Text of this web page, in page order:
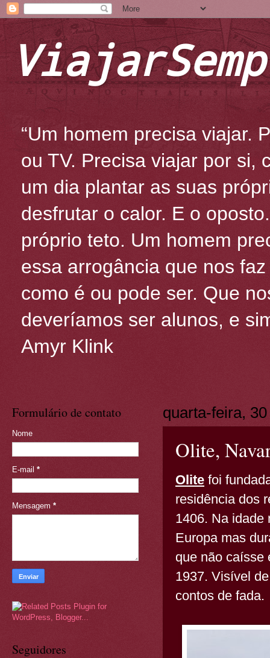
“Um homem precisa viajar.
ou TV. Precisa viajar por si,
um dia plantar as suas
desfrutar o calor. E o
próprio teto. Um homem
essa arrogância que nos
como é ou pode ser. Que
deveríamos ser alunos, e
Amyr Klink
quarta-feira,
Olite,
Olite foi
residência dos
1406. Na idade
Europa mas
que não caísse
1937. Visível
contos de fada.
Formulário de contato
Nome
E-mail *
Mensagem *
Seguidores